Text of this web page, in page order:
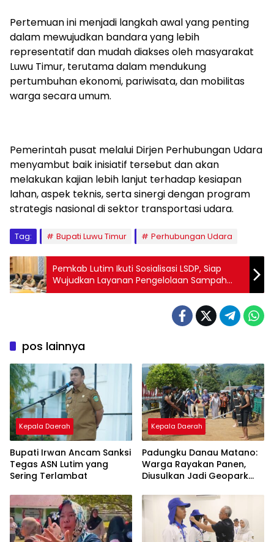
Pertemuan ini menjadi langkah awal yang penting
dalam mewujudkan bandara yang lebih
representatif dan mudah diakses oleh masyarakat
Luwu Timur, terutama dalam mendukung
pertumbuhan ekonomi, pariwisata, dan mobilitas
warga secara umum.
Pemerintah pusat melalui Dirjen Perhubungan Udara
menyambut baik inisiatif tersebut dan akan
melakukan kajian lebih lanjut terhadap kesiapan
lahan, aspek teknis, serta sinergi dengan program
strategis nasional di sektor transportasi udara.
Tag: Bupati Luwu Timur Perhubungan Udara
Pemkab Lutim Ikuti Sosialisasi LSDP, Siap
Wujudkan Layanan Pengelolaan Sampah
Berbasis Kinerja
pos lainnya
Kepala Daerah
Bupati Irwan Ancam Sanksi
Tegas ASN Lutim yang
Sering Terlambat
Kepala Daerah
Padungku Danau Matano:
Warga Rayakan Panen,
Diusulkan Jadi Geopark